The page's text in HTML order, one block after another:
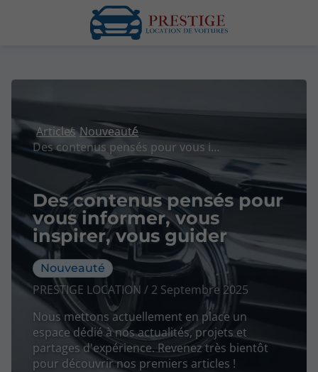
Articles Nouveauté
Des contenus pensés pour vous informer, vous inspirer, vous guider
Des contenus pensés pour
vous informer, vous
inspirer, vous guider
Nouveauté
PRESTIGE LOCATION / 2 Septembre 2025
Nous mettons actuellement en place un
espace dédié à nos actualités, projets et
partages d'expérience. Revenez très bientôt
pour découvrir nos premiers articles !